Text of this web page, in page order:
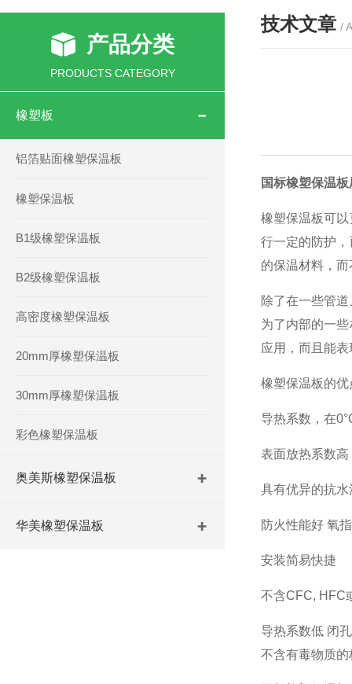
产品分类
PRODUCTS CATEGORY
橡塑板
铝箔贴面橡塑保温板
橡塑保温板
B1级橡塑保温板
B2级橡塑保温板
高密度橡塑保温板
20mm厚橡塑保温板
30mm厚橡塑保温板
彩色橡塑保温板
奥美斯橡塑保温板
华美橡塑保温板
技术文章 /
国标橡塑保温
橡塑保温板可
行一定的防护
的保温材料，
除了在一些管
为了内部的一
应用，而且能
橡塑保温板的优
导热系数，在
表面放热系数
具有优异的抗
防火性能好 氧
安装简易快捷
不含CFC, HFC
导热系数低 闭
不含有毒物质